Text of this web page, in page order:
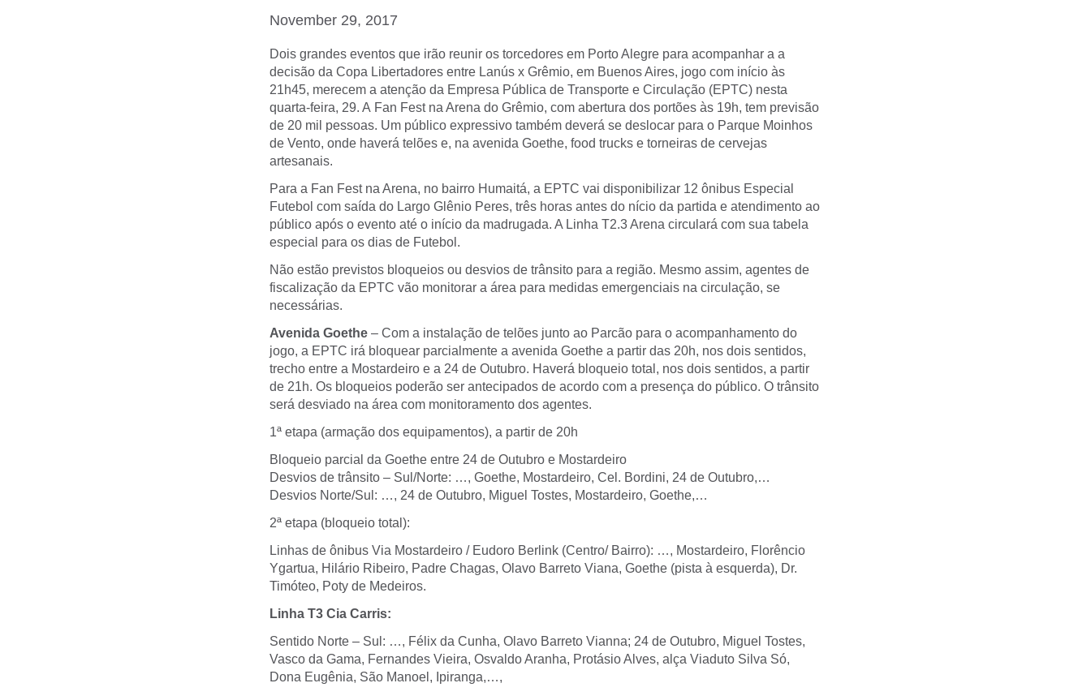
November 29, 2017
Dois grandes eventos que irão reunir os torcedores em Porto Alegre para acompanhar a a
decisão da Copa Libertadores entre Lanús x Grêmio, em Buenos Aires, jogo com início às
21h45, merecem a atenção da Empresa Pública de Transporte e Circulação (EPTC) nesta
quarta-feira, 29. A Fan Festna Arena do Grêmio, com abertura dos portões às 19h, tem previsão
de 20 mil pessoas. Um público expressivo também deverá se deslocar para o Parque Moinhos
de Vento, onde haverá telões e, na avenida Goethe, food trucks e torneiras de cervejas
artesanais.
Para a Fan Festna Arena, no bairro Humaitá, a EPTC vai disponibilizar 12 ônibus Especial
Futebol com saída do Largo Glênio Peres, três horas antes do nício da partida e atendimento ao
público após o evento até o início da madrugada. A Linha T2.3 Arena circulará com sua tabela
especial para os dias de Futebol.
Não estão previstos bloqueios ou desvios de trânsito para a região. Mesmo assim, agentes de
fiscalização da EPTC vão monitorar a área para medidas emergenciais na circulação, se
necessárias.
Avenida Goethe – Com a instalação de telões junto ao Parcão para o acompanhamento do
jogo, a EPTC irá bloquear parcialmente a avenida Goethe a partir das 20h, nos dois sentidos,
trecho entre a Mostardeiro e a 24 de Outubro. Haverá bloqueio total, nos dois sentidos, a partir
de 21h. Os bloqueios poderão ser antecipados de acordo com a presença do público. O trânsito
será desviado na área com monitoramento dos agentes.
1ª etapa (armação dos equipamentos), a partir de 20h
Bloqueio parcial da Goethe entre 24 de Outubro e Mostardeiro
Desvios de trânsito – Sul/Norte: …, Goethe, Mostardeiro, Cel. Bordini, 24 de Outubro,…
Desvios Norte/Sul: …, 24 de Outubro, Miguel Tostes, Mostardeiro, Goethe,…
2ª etapa (bloqueio total):
Linhas de ônibus Via Mostardeiro / Eudoro Berlink (Centro/ Bairro): …, Mostardeiro, Florêncio
Ygartua, Hilário Ribeiro, Padre Chagas, Olavo Barreto Viana, Goethe (pista à esquerda), Dr.
Timóteo, Poty de Medeiros.
Linha T3 Cia Carris:
Sentido Norte – Sul: …, Félix da Cunha, Olavo Barreto Vianna; 24 de Outubro, Miguel Tostes,
Vasco da Gama, Fernandes Vieira, Osvaldo Aranha, Protásio Alves, alça Viaduto Silva Só,
Dona Eugênia, São Manoel, Ipiranga,…,